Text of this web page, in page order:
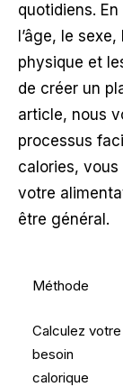
quotidiens.
l’âge, le
physique et
de créer un
article, nous
processus
calories,
votre
être général.
Méthode
Calculez votre
besoin
calorique